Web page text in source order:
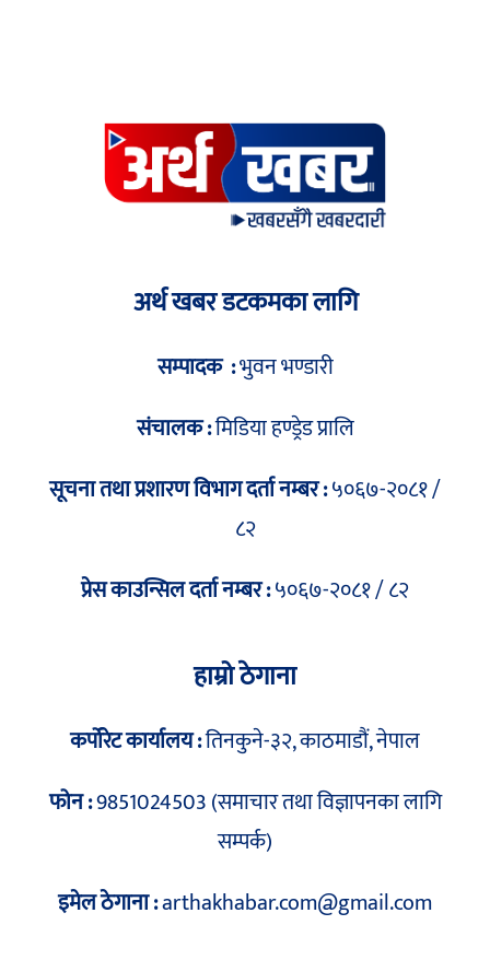
अर्थ खबर डटकमका लागि
सम्पादक :भुवन भण्डारी
संचालक :मिडिया हण्ड्रेड प्रालि
सूचना तथा प्रशारण विभाग दर्ता नम्बर :५०६७-२०८१ /
८२
प्रेस काउन्सिल दर्ता नम्बर :५०६७-२०८१ / ८२
हाम्रो ठेगाना
कर्पोरेट कार्यालय :तिनकुने-३२, काठमाडौं, नेपाल
फोन :9851024503 (समाचार तथा विज्ञापनका लागि
सम्पर्क)
इमेल ठेगाना :arthakhabar.com@gmail.com